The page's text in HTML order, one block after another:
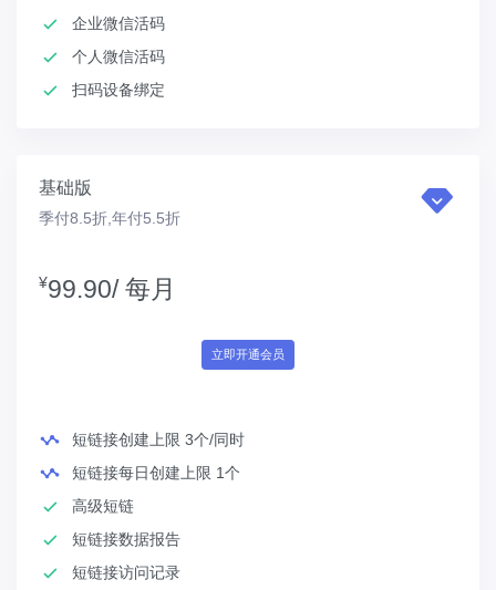
企业微信活码
个人微信活码
扫码设备绑定
基础版
季付8.5折,年付5.5折
¥99.90/ 每月
立即开通会员
短链接创建上限 3个/同时
短链接每日创建上限 1个
高级短链
短链接数据报告
短链接访问记录